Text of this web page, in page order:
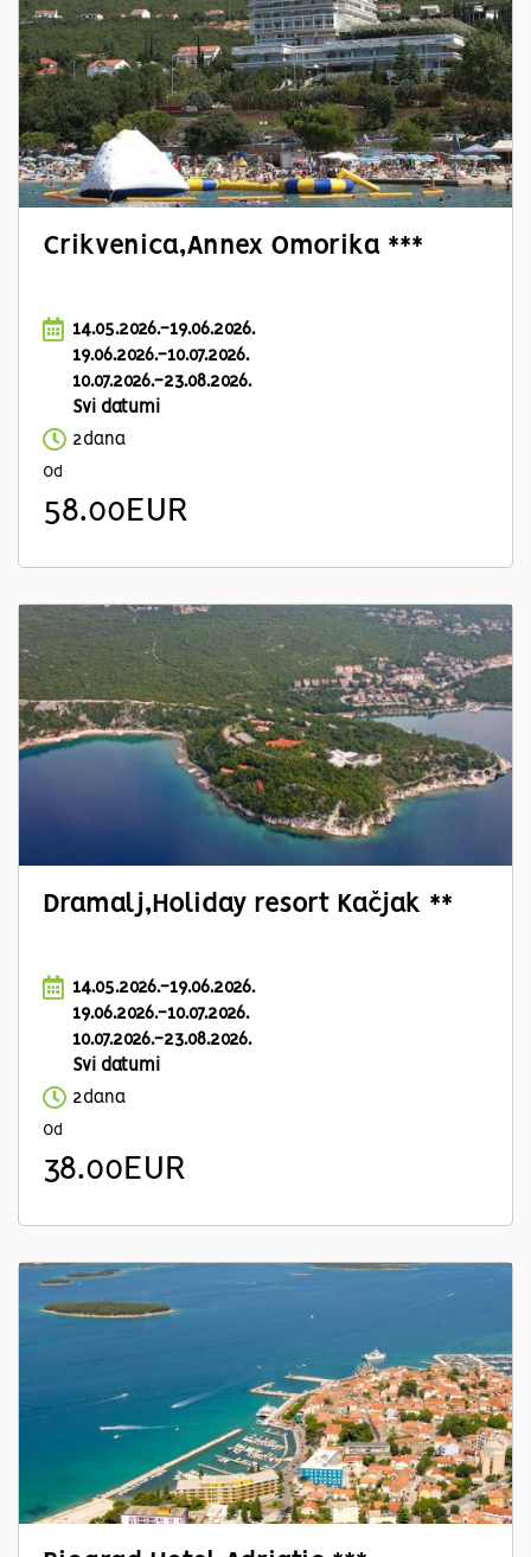
Crikvenica,Annex Omorika ***
14.05.2026.-19.06.2026.
19.06.2026.-10.07.2026.
10.07.2026.-23.08.2026.
Svi datumi
2dana
Od
58.00EUR
Dramalj,Holiday resort Kačjak **
14.05.2026.-19.06.2026.
19.06.2026.-10.07.2026.
10.07.2026.-23.08.2026.
Svi datumi
2dana
Od
38.00EUR